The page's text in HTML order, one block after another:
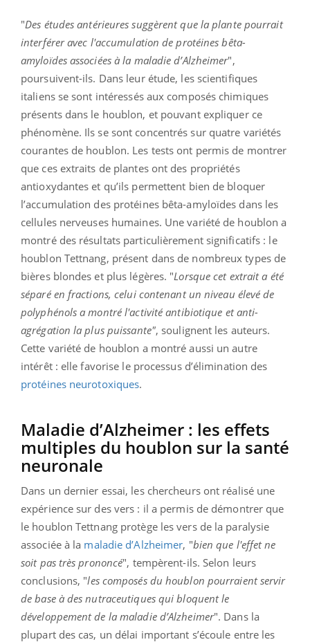
"Des études antérieures suggèrent que la plante pourrait
interférer avec l'accumulation de protéines bêta-
amyloïdes associées à la maladie d’Alzheimer",
poursuivent-ils. Dans leur étude, les scientifiques
italiens se sont intéressés aux composés chimiques
présents dans le houblon, et pouvant expliquer ce
phénomène. Ils se sont concentrés sur quatre variétés
courantes de houblon. Les tests ont permis de montrer
que ces extraits de plantes ont des propriétés
antioxydantes et qu’ils permettent bien de bloquer
l’accumulation des protéines bêta-amyloïdes dans les
cellules nerveuses humaines. Une variété de houblon a
montré des résultats particulièrement significatifs : le
houblon Tettnang, présent dans de nombreux types de
bières blondes et plus légères. "Lorsque cet extrait a été
séparé en fractions, celui contenant un niveau élevé de
polyphénols a montré l'activité antibiotique et anti-
agrégation la plus puissante", soulignent les auteurs.
Cette variété de houblon a montré aussi un autre
intérêt : elle favorise le processus d’élimination des
protéines neurotoxiques.
Maladie d’Alzheimer : les effets
multiples du houblon sur la santé
neuronale
Dans un dernier essai, les chercheurs ont réalisé une
expérience sur des vers : il a permis de démontrer que
le houblon Tettnang protège les vers de la paralysie
associée à la maladie d’Alzheimer, "bien que l'effet ne
soit pas très prononcé", tempèrent-ils. Selon leurs
conclusions, "les composés du houblon pourraient servir
de base à des nutraceutiques qui bloquent le
développement de la maladie d’Alzheimer". Dans la
plupart des cas, un délai important s’écoule entre les